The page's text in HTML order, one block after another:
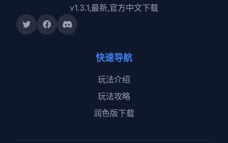
v1.3.1,最新,官方中文下载
快速导航
玩法介绍
玩法攻略
润色版下载